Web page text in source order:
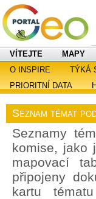
VÍTEJTE MAPY
O INSPIRE
TÝKÁ
PRIORITNÍ DATA
Seznam témat
Seznamy
komise, jako
mapovací
připojeny
kartu